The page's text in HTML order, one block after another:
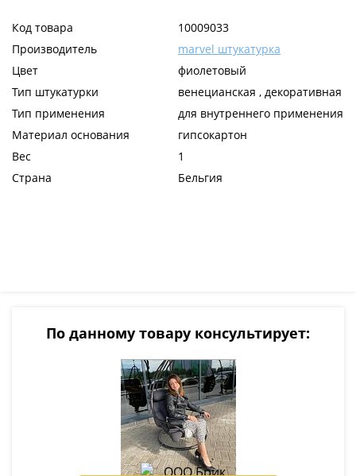
Код товара
10009033
Производитель
marvel штукатурка
Цвет
фиолетовый
Тип штукатурки
венецианская , декоративная
Тип применения
для внутреннего применения
Материал основания
гипсокартон
Вес
1
Страна
Бельгия
По данному товару консультирует: